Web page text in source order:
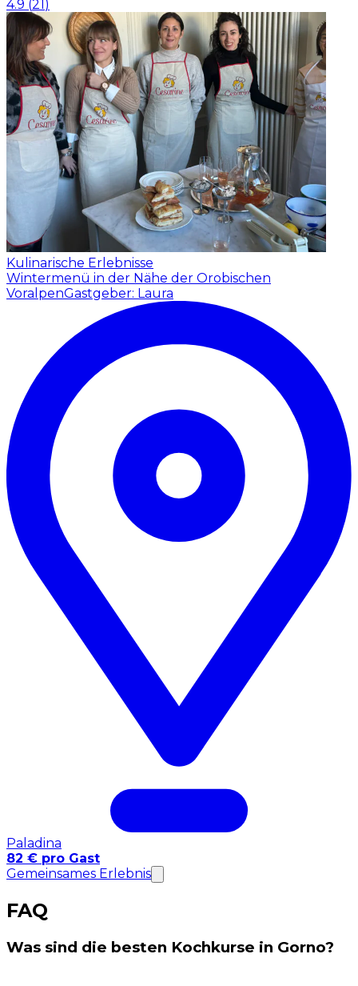
4.9 (21 )
Kulinarische Erlebnisse
Wintermenü in der Nähe der Orobischen
VoralpenGastgeber: Laura
Paladina
82 € pro Gast
Gemeinsames Erlebnis
FAQ
Was sind die besten Kochkurse in Gorno?